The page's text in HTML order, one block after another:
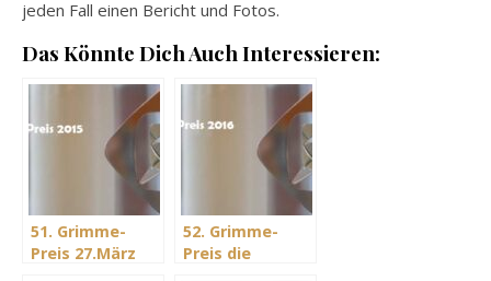
jeden Fall einen Bericht und Fotos.
Das Könnte Dich Auch Interessieren:
51. Grimme-
Preis 27.März
52. Grimme-
Preis die